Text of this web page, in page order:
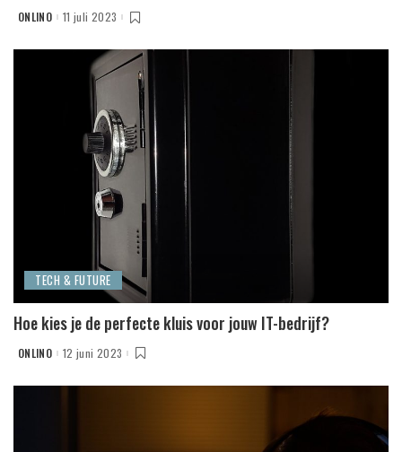
POSTED
ONLINO 11 juli 2023
TECH & FUTURE
Hoe kies je de perfecte kluis voor jouw IT-bedrijf?
POSTED
ONLINO 12 juni 2023